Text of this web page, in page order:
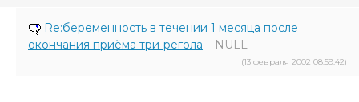
Re:беременность в течении 1 месяца после
окончания приёма три-регола – NULL
(13 февраля 2002 08:59:42)